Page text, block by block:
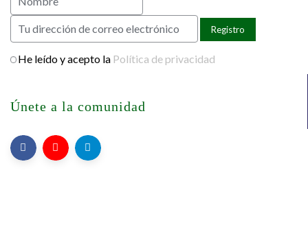
He leído y acepto la Política de privacidad
Únete a la comunidad